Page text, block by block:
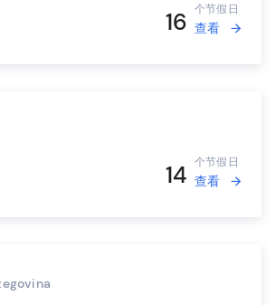
16 个节假日
查看
14 个节假日
查看